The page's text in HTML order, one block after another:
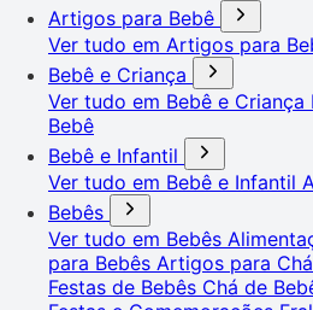
Artigos para Bebê
Ver tudo em Artigos para
Bebê e Criança
Ver tudo em Bebê e Criança
Bebê
Bebê e Infantil
Ver tudo em Bebê e Infantil
Bebês
Ver tudo em Bebês
para Bebês Artigos para
Festas de Bebês Chá de